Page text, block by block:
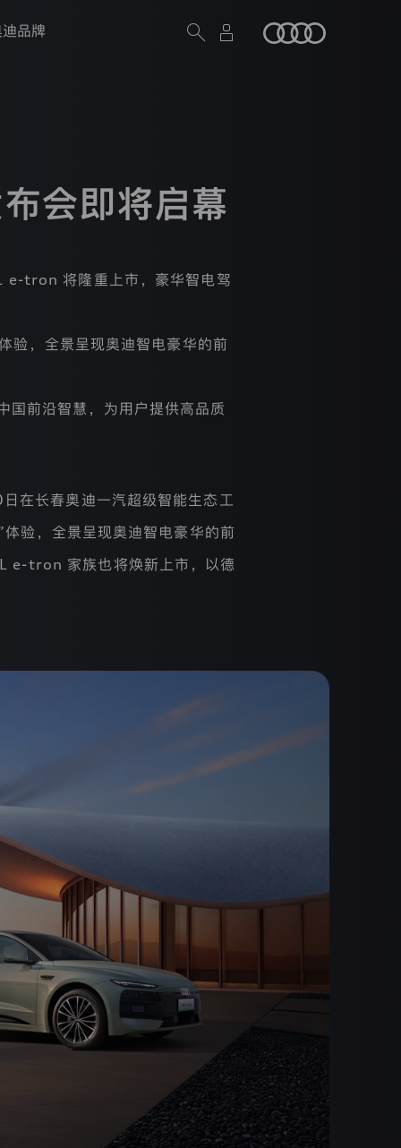
品牌
会即将启幕
e-tron 将隆重上市，豪华智电驾
验，全景呈现奥迪智电豪华的前
前沿智慧，为用户提供高品质
在长春奥迪一汽超级智能生态工
验，全景呈现奥迪智电豪华的前
e-tron 家族也将焕新上市，以德